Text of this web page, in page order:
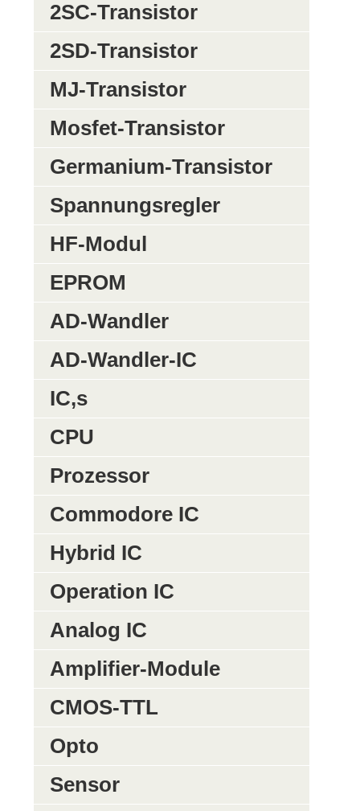
2SC-Transistor
2SD-Transistor
MJ-Transistor
Mosfet-Transistor
Germanium-Transistor
Spannungsregler
HF-Modul
EPROM
AD-Wandler
AD-Wandler-IC
IC,s
CPU
Prozessor
Commodore IC
Hybrid IC
Operation IC
Analog IC
Amplifier-Module
CMOS-TTL
Opto
Sensor